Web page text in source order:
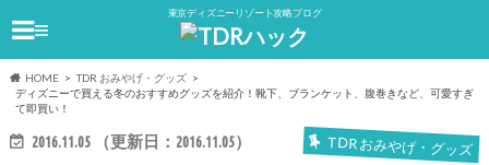
東京ディズニーリゾート攻略ブログ
≡
HOME
TDR おみやげ・グッズ
ディズニーで買える冬のおすすめグッズを紹介！靴下、ブランケット、腹巻きなど、可愛すぎ
て即買い！
2016.11.05（更新日： 2016.11.05） TDR おみやげ・グッズ